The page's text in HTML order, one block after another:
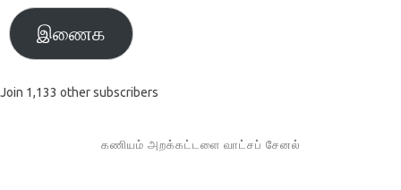
இணைக
Join 1,133 other subscribers
கணியம் அறக்கட்டளை வாட்சப் சேனல்